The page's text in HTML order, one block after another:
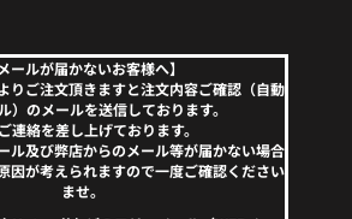
メールが届かないお客様へ】
りご注文頂きますと注文内容ご確認（自動
）のメールを送信しております。
連絡を差し上げております。
ル及び弊店からのメール等が届かない場合
因が考えられますので一度ご確認ください
ませ。